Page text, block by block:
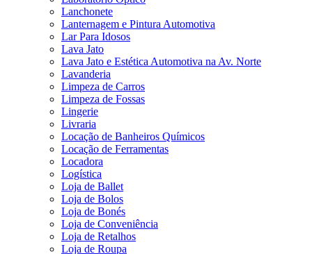
Lanchonete
Lanternagem e Pintura Automotiva
Lar Para Idosos
Lava Jato
Lava Jato e Estética Automotiva na Av. Norte
Lavanderia
Limpeza de Carros
Limpeza de Fossas
Lingerie
Livraria
Locação de Banheiros Químicos
Locação de Ferramentas
Locadora
Logística
Loja de Ballet
Loja de Bolos
Loja de Bonés
Loja de Conveniência
Loja de Retalhos
Loja de Roupa